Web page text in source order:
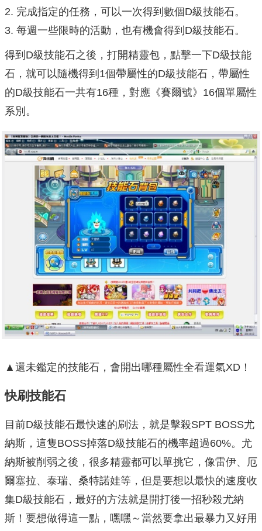
完成指定的任務，可以一次得到數個D級技能石。
每週一些限時的活動，也有機會得到D級技能石。
得到D級技能石之後，打開精靈包，點擊一下D級技能
石，就可以隨機得到1個帶屬性的D級技能石，帶屬性
的D級技能石一共有16種，對應《賽爾號》16個單屬性
系別。
▲還未鑑定的技能石，會開出哪種屬性全看運氣XD！
快刷技能石
目前D級技能石最快速的刷法，就是擊殺SPT BOSS尤
納斯，這隻BOSS掉落D級技能石的機率超過60%。尤
納斯被削弱之後，很多精靈都可以單挑它，像雷伊、厄
爾塞拉、泰瑞、桑特諾娃等，但是要想以最快的速度收
集D級技能石，最好的方法就是開打後一招秒殺尤納
斯！要想做得這一點，嘿嘿～當然要拿出最暴力又好用